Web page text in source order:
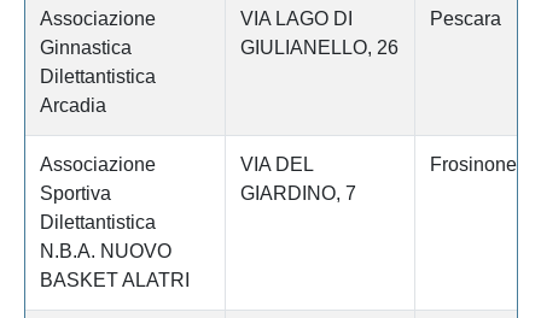
Associazione
Ginnastica
Dilettantistica
Arcadia
VIA LAGO DI
GIULIANELLO, 26
Pescara
Associazione
Sportiva
Dilettantistica
N.B.A. NUOVO
BASKET ALATRI
VIA DEL
GIARDINO, 7
Frosinone